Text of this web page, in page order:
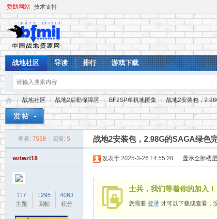
赞助网站 技术支持
战地社区 导读 排行 游戏下载
战地社区
›
战地2后勤保障区
›
BF2SP单机地图集
›
战地2安装包，
查看: 7538 回复: 5 战地2安装包，2.98G的SAGA绿色
wztwzt18
117
主题
1295
回帖
4063
积分
发表于 2025-3-26 14:55:28 显示全部楼层
士兵，我们等着你的加入！
您需要 登录才可以下载或查看，